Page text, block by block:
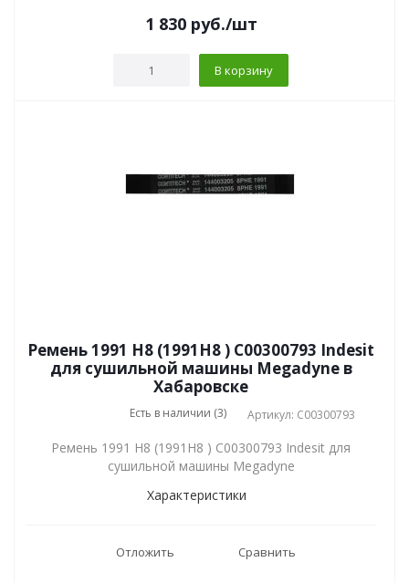
1 830 руб./шт
В корзину
Ремень 1991 H8 (1991H8 ) C00300793 Indesit
для сушильной машины Megadyne в
Хабаровске
Есть в наличии (3) Артикул: C00300793
Ремень 1991 H8 (1991H8 ) C00300793 Indesit для
сушильной машины Megadyne
Характеристики
Отложить Сравнить